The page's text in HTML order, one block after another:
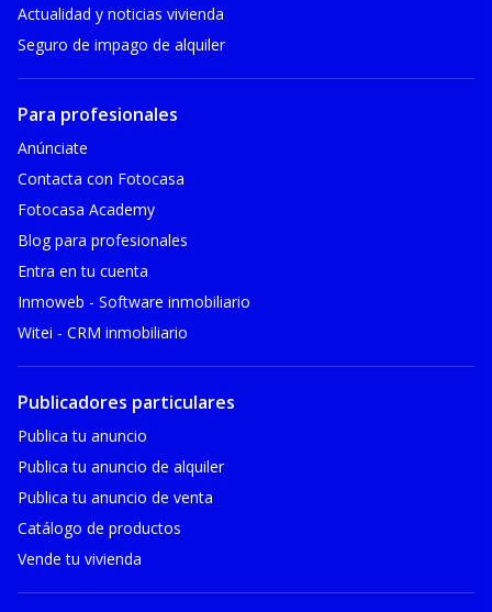
Actualidad y noticias vivienda
Seguro de impago de alquiler
Para profesionales
Anúnciate
Contacta con Fotocasa
Fotocasa Academy
Blog para profesionales
Entra en tu cuenta
Inmoweb - Software inmobiliario
Witei - CRM inmobiliario
Publicadores particulares
Publica tu anuncio
Publica tu anuncio de alquiler
Publica tu anuncio de venta
Catálogo de productos
Vende tu vivienda